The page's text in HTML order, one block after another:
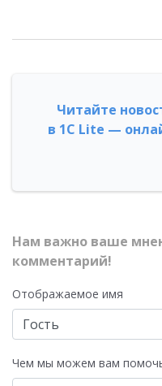
Читайте
в 1С Lite —
Нам важно ваше
комментарий!
Отображаемое имя
Чем мы можем вам